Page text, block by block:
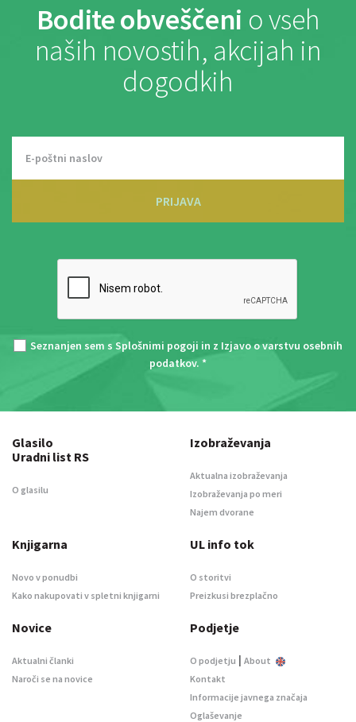
Bodite obveščeni o vseh
naših novostih, akcijah in
dogodkih
PRIJAVA
Seznanjen sem s Splošnimi pogoji in z Izjavo o varstvu osebnih
podatkov. *
Glasilo
Uradni list RS
O glasilu
Izobraževanja
Aktualna izobraževanja
Izobraževanja po meri
Najem dvorane
Knjigarna
Novo v ponudbi
Kako nakupovati v spletni knjigarni
UL info tok
O storitvi
Preizkusi brezplačno
Novice
Aktualni članki
Naroči se na novice
Podjetje
O podjetju | About
Kontakt
Informacije javnega značaja
Oglaševanje